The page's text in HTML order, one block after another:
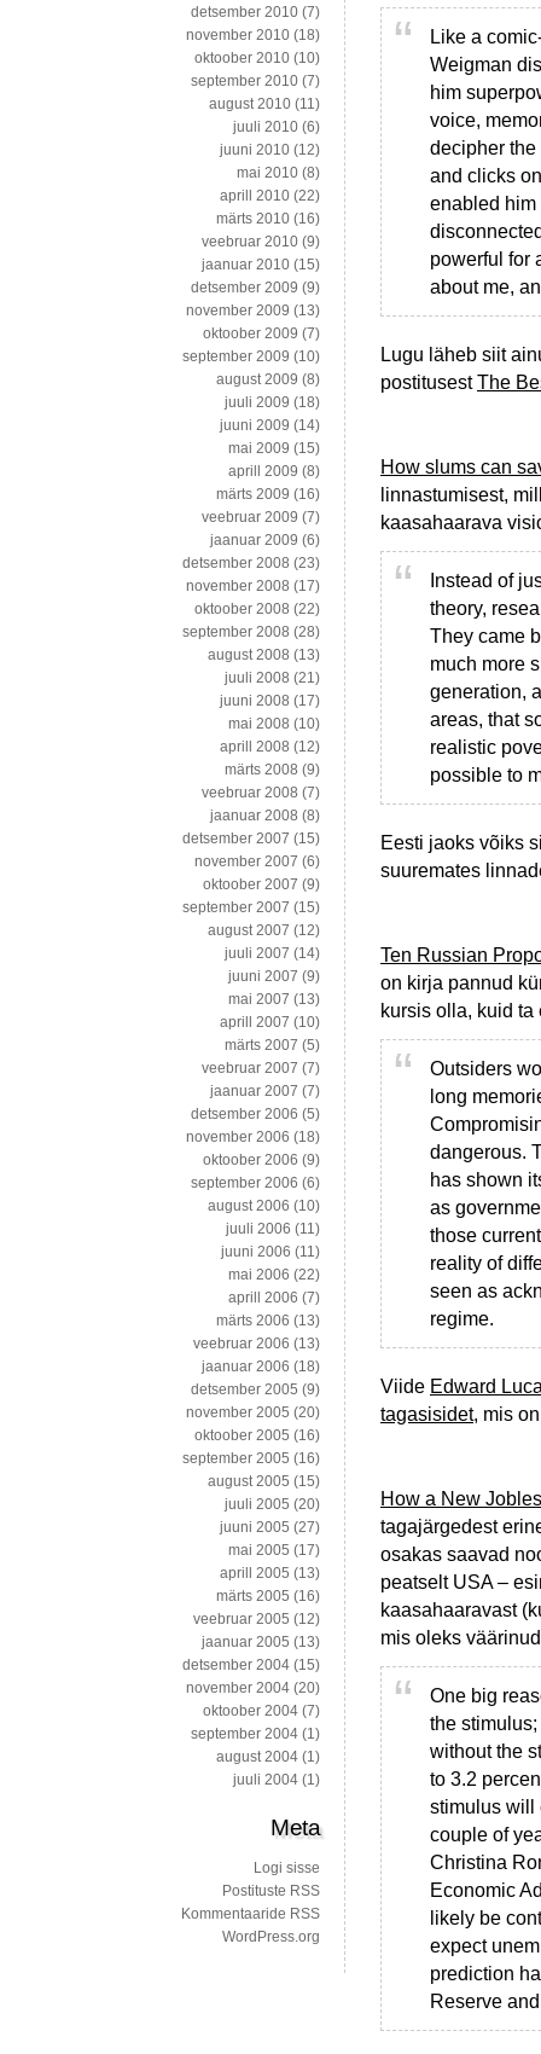
Like a
Weigman
him
voice,
decipher
and clicks
enabled him
powerful for
about me,
Lugu läheb siit
postitusestThe
How slums can
linnastumisest,
kaasahaarava
Instead of
theory,
They came
much more
generation,
areas, that
realistic
possible to
Eesti jaoks võiks
suuremates
Ten Russian
on kirja pannud
kursis olla, kuid
Outsiders
long
dangerous.
has shown
as
those
reality of
seen as
regime.
Viide Edward
tagasisidet, mis
How a New
tagajärgedest
osakas saavad
peatselt USA –
kaasahaaravast
mis oleks
One big
the
without the
to 3.2
stimulus will
couple of
Christina
Economic
likely be
expect
prediction
Reserve
detsember 2010 (7)
november 2010 (18)
oktoober 2010 (10)
september 2010 (7)
august 2010 (11)
juuli 2010 (6)
juuni 2010 (12)
mai 2010 (8)
aprill 2010 (22)
märts 2010 (16)
veebruar 2010 (9)
jaanuar 2010 (15)
detsember 2009 (9)
november 2009 (13)
oktoober 2009 (7)
september 2009 (10)
august 2009 (8)
juuli 2009 (18)
juuni 2009 (14)
mai 2009 (15)
aprill 2009 (8)
märts 2009 (16)
veebruar 2009 (7)
jaanuar 2009 (6)
detsember 2008 (23)
november 2008 (17)
oktoober 2008 (22)
september 2008 (28)
august 2008 (13)
juuli 2008 (21)
juuni 2008 (17)
mai 2008 (10)
aprill 2008 (12)
märts 2008 (9)
veebruar 2008 (7)
jaanuar 2008 (8)
detsember 2007 (15)
november 2007 (6)
oktoober 2007 (9)
september 2007 (15)
august 2007 (12)
juuli 2007 (14)
juuni 2007 (9)
mai 2007 (13)
aprill 2007 (10)
märts 2007 (5)
veebruar 2007 (7)
jaanuar 2007 (7)
detsember 2006 (5)
november 2006 (18)
oktoober 2006 (9)
september 2006 (6)
august 2006 (10)
juuli 2006 (11)
juuni 2006 (11)
mai 2006 (22)
aprill 2006 (7)
märts 2006 (13)
veebruar 2006 (13)
jaanuar 2006 (18)
detsember 2005 (9)
november 2005 (20)
oktoober 2005 (16)
september 2005 (16)
august 2005 (15)
juuli 2005 (20)
juuni 2005 (27)
mai 2005 (17)
aprill 2005 (13)
märts 2005 (16)
veebruar 2005 (12)
jaanuar 2005 (13)
detsember 2004 (15)
november 2004 (20)
oktoober 2004 (7)
september 2004 (1)
august 2004 (1)
juuli 2004 (1)
Meta
Logi sisse
Postituste RSS
Kommentaaride RSS
WordPress.org